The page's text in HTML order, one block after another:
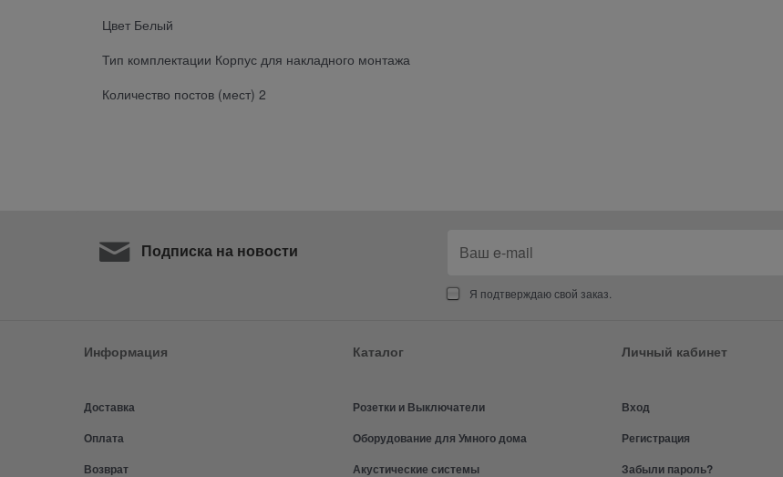
Цвет Белый
Тип комплектации Корпус для накладного монтажа
Количество постов (мест) 2
Подписка на новости
Я подтверждаю свой заказ.
Информация
Доставка
Оплата
Возврат
Каталог
Розетки и Выключатели
Оборудование для Умного дома
Акустические системы
Личный кабинет
Вход
Регистрация
Забыли пароль?